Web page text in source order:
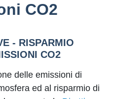
CO2
- RISPARMIO
CO2
delle emissioni di
ed al risparmio di